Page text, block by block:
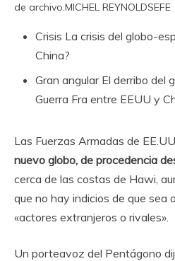
de archivo.MICHEL REYNOLDSEFE
Crisis La crisis del globo-
China?
Gran angularEl derribo del
Guerra Fra entre EEUU y
Las Fuerzas Armadas de
nuevo globo, de procedencia
cerca de las costas de Hawi,
que no hay indicios de que sea
«actores extranjeros o rivales».
Un porteavoz del Pentágono